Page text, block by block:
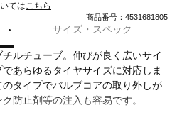
てはこちら
商品番号：4531681805
サイズ・スペック
ルチューブ。伸びが良く広いサイ
あらゆるタイヤサイズに対応しま
タイプでバルブコアの取り外しが
防止剤等の注入も容易です。